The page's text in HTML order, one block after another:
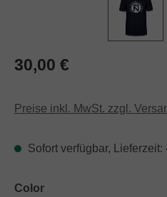
Regulärer Preis:
30,00 €
Preise inkl. MwSt. zzgl.
Sofort verfügbar, Lieferzeit:
Colorauswählen